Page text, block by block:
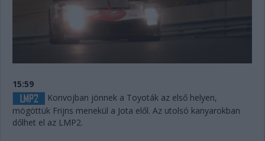
15:59
Konvojban jönnek a Toyoták az első helyen,
mögöttük Frijns menekül a Jota elől. Az utolsó kanyarokban
dőlhet el az LMP2.